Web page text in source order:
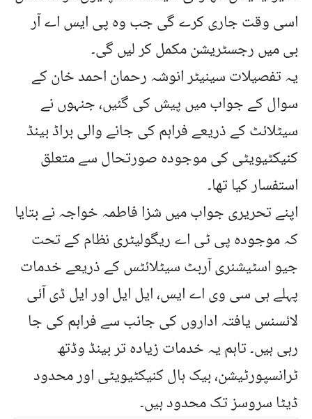
اسی وقت جاری کرے گی جب وہ پی ایس اے آر
بی میں رجسٹریشن مکمل کر لیں گی۔
یہ تفصیلات سینیٹر انوشہ رحمان احمد خان کے
سوال کے جواب میں پیش کی گئیں، جنہوں نے
سیٹلائٹ کے ذریعے فراہم کی جانے والی براڈ بینڈ
کنیکٹیویٹی کی موجودہ صورتحال سے متعلق
استفسار کیا تھا۔
اپنے تحریری جواب میں شزا فاطمہ خواجہ نے بتایا
کہ موجودہ پی ٹی اے ریگولیٹری نظام کے تحت
جیو اسٹیشنری آربٹ سیٹلائٹس کے ذریعے خدمات
پہلے ہی سی وی اے ایس، ایل ایل اور ایل ڈی آئی
لائسنس یافتہ اداروں کی جانب سے فراہم کی جا
رہی ہیں۔ تاہم یہ خدمات زیادہ تر بینڈ وڈتھ
ٹرانسپورٹیشن، بیک ہال کنیکٹیویٹی اور محدود
ڈیٹا سروسز تک محدود ہیں۔